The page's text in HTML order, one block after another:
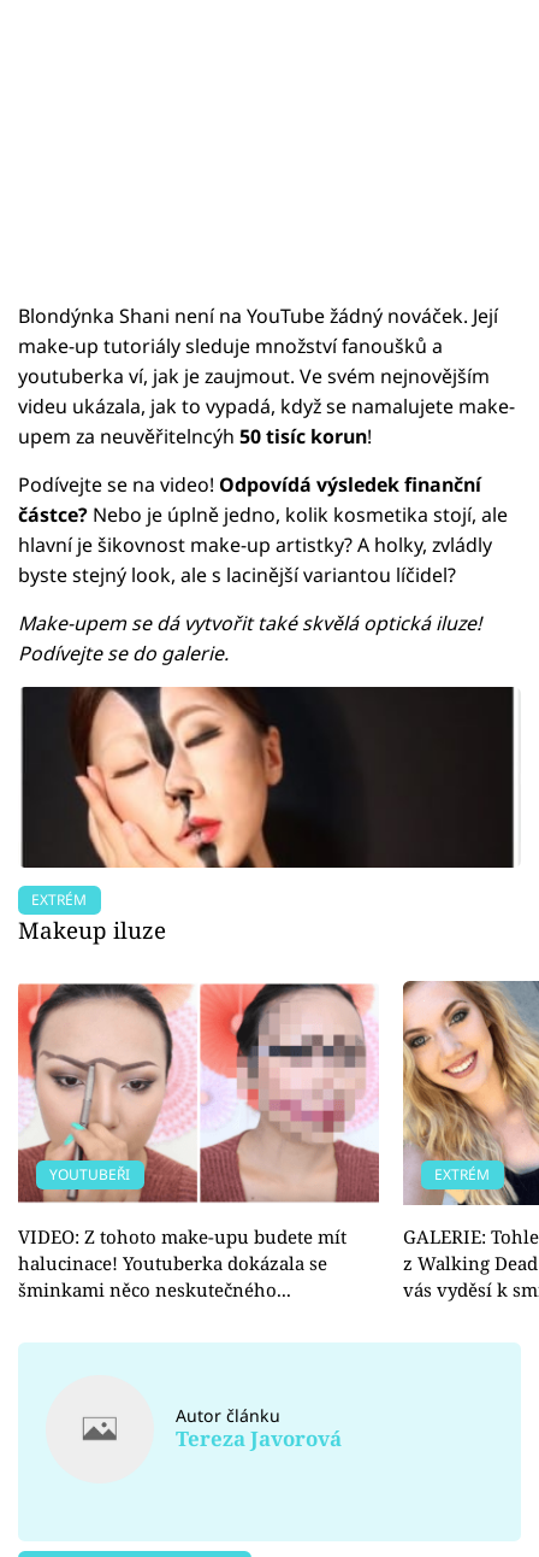
Blondýnka Shani není na YouTube žádný nováček. Její
make-up tutoriály sleduje množství fanoušků a
youtuberka ví, jak je zaujmout. Ve svém nejnovějším
videu ukázala, jak to vypadá, když se namalujete make-
upem za neuvěřitelncýh 50 tisíc korun!
Podívejte se na video! Odpovídá výsledek finanční
částce? Nebo je úplně jedno, kolik kosmetika stojí, ale
hlavní je šikovnost make-up artistky? A holky, zvládly
byste stejný look, ale s lacinější variantou líčidel?
Make-upem se dá vytvořit také skvělá optická iluze!
Podívejte se do galerie.
EXTRÉM
Makeup iluze
YOUTUBEŘI
VIDEO: Z tohoto make-upu budete mít
halucinace! Youtuberka dokázala se
šminkami něco neskutečného...
EXTRÉM
GALERIE:
z Walking
vás vyděsí k
Autor článku
Tereza Javorová